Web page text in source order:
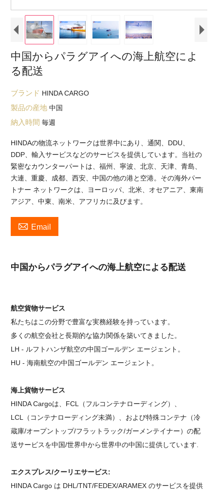
中国からパラグアイへの海上航空によ
る配送
ブランド HINDA CARGO
製品の産地中国
納入時間毎週
HINDAの物流ネットワークは世界中にあり、通関、DDU、
DDP、輸入サービスなどのサービスを提供しています。当社の
緊密なカウンターパートは、福州、寧波、北京、天津、青島、
大連、重慶、成都、西安、中国の他の港と空港。その海外パー
トナー ネットワークは、ヨーロッパ、北米、オセアニア、東南
アジア、中東、南米、アフリカに及びます。
 Email
中国からパラグアイへの海上航空による配送
航空貨物サービス
私たちはこの分野で豊富な実務経験を持っています。
多くの航空会社と長期的な協力関係を築いてきました。
LH - ルフトハンザ航空の中国ゴールデン エージェント。
HU - 海南航空の中国ゴールデン エージェント。
海上貨物サービス
HINDA Cargoは、FCL（フルコンテナローディング）、
LCL（コンテナローディング未満）、および特殊コンテナ（冷
蔵庫/オープントップ/フラットラック/ガーメンテイナー）の配
送サービスを中国/世界中から世界中の中国に提供しています.
エクスプレス/クーリエサービス:
HINDA Cargo は DHL/TNT/FEDEX/ARAMEX のサービスを提供